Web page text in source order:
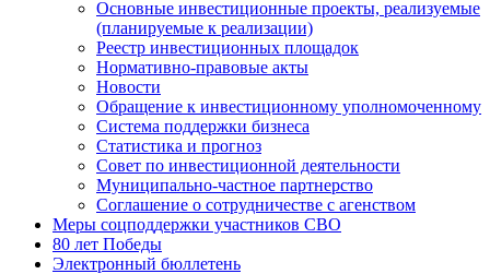
Основные инвестиционные проекты, реализуемые
(планируемые к реализации)
Реестр инвестиционных площадок
Нормативно-правовые акты
Новости
Обращение к инвестиционному уполномоченному
Система поддержки бизнеса
Статистика и прогноз
Совет по инвестиционной деятельности
Муниципально-частное партнерство
Соглашение о сотрудничестве с агенством
Меры соцподдержки участников СВО
80 лет Победы
Электронный бюллетень